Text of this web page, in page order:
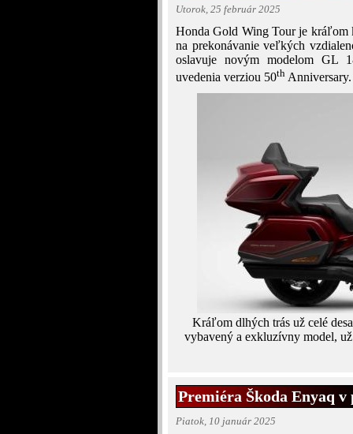
Utorok, 25 február 2025
Honda Gold Wing Tour je kráľom
na prekonávanie veľkých
oslavuje novým modelom GL
uvedenia verziou 50th Anniversary.
Kráľom dlhých trás už celé
vybavený a exkluzívny model,
Premiéra Škoda Enyaq v
Piatok, 10 január 2025